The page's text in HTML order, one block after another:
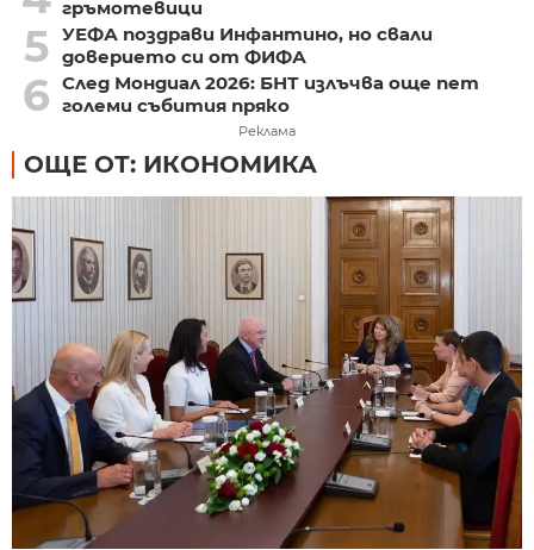
гръмотевици
5 УЕФА поздрави Инфантино, но свали
доверието си от ФИФА
6 След Мондиал 2026: БНТ излъчва още пет
големи събития пряко
Реклама
ОЩЕ ОТ: ИКОНОМИКА